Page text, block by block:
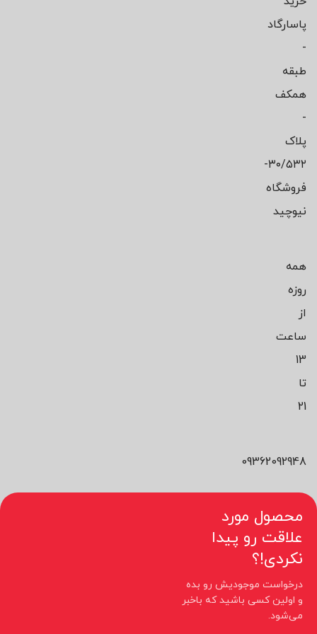
پاسارگاد
-
طبقه
همکف
-
پلاک
۳۰/۵۳۲-
فروشگاه
نیوچید
همه
روزه
از
ساعت
13
تا
21
09362092948
محصول مورد
علاقت رو پیدا
نکردی!؟
درخواست موجودیش رو بده
و اولین کسی باشید که باخبر
می‌شود.